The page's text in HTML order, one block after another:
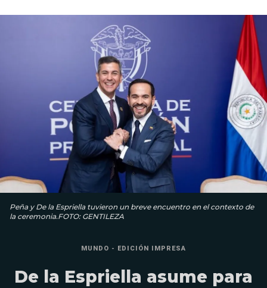
Peña y De la Espriella tuvieron un breve encuentro en el contexto de
la ceremonia.FOTO: GENTILEZA
MUNDO - EDICIÓN IMPRESA
De la Espriella asume para